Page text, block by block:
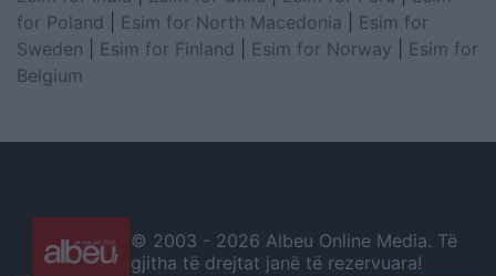
for Poland
Esim for North Macedonia
Esim for
Sweden
Esim for Finland Esim for Norway
Esim for
Belgium
© 2003 - 2026 Albeu Online Media. Të
gjitha të drejtat janë të rezervuara!